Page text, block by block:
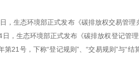
，生态环境部正式发布《碳排放权交易管
，生态环境部正式发布《碳排放权登记管
第21号，下称“登记规则”、“交易规则”与“